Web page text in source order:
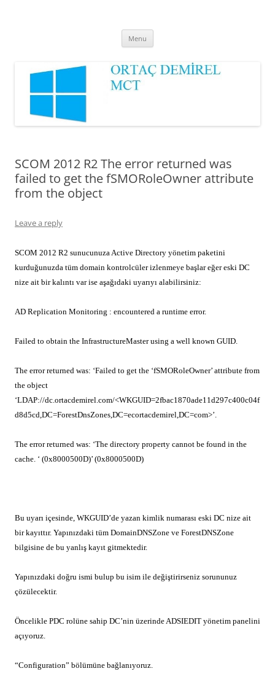
Menu
SCOM 2012 R2 The error returned was
failed to get the fSMORoleOwner attribute
from the object
Leave a reply
SCOM 2012 R2 sunucunuza Active Directory yönetim paketini
kurduğunuzda tüm domain kontrolcüler izlenmeye başlar eğer eski DC
nize ait bir kalıntı var ise aşağıdaki uyarıyı alabilirsiniz:
AD Replication Monitoring : encountered a runtime error.
Failed to obtain the InfrastructureMaster using a well known GUID.
The error returned was: ‘Failed to get the ‘fSMORoleOwner’ attribute from
the object
‘LDAP://dc.ortacdemirel.com/<WKGUID=2fbac1870ade11d297c400c04f
d8d5cd,DC=ForestDnsZones,DC=ecortacdemirel,DC=com>’.
The error returned was: ‘The directory property cannot be found in the
cache. ‘ (0x8000500D)’ (0x8000500D)
Bu uyarı içesinde, WKGUID’de yazan kimlik numarası eski DC nize ait
bir kayıttır. Yapınızdaki tüm DomainDNSZone ve ForestDNSZone
bilgisine de bu yanlış kayıt gitmektedir.
Yapınızdaki doğru ismi bulup bu isim ile değiştirirseniz sorununuz
çözülecektir.
Öncelikle PDC rolüne sahip DC’nin üzerinde ADSIEDIT yönetim panelini
açıyoruz.
“Configuration” bölümüne bağlanıyoruz.